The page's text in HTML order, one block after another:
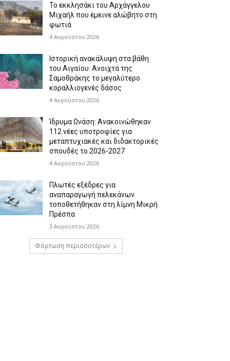
Το εκκλησάκι του Αρχάγγελου
Μιχαήλ που έμεινε αλώβητο στη
φωτιά
4 Αυγούστου 2026
Ιστορική ανακάλυψη στα βάθη
του Αιγαίου: Ανοιχτά της
Σαμοθράκης το μεγαλύτερο
κοραλλιογενές δάσος
4 Αυγούστου 2026
Ίδρυμα Ωνάση: Ανακοινώθηκαν
112 νέες υποτροφίες για
μεταπτυχιακές και διδακτορικές
σπουδές το 2026-2027
4 Αυγούστου 2026
Πλωτές εξέδρες για
αναπαραγωγή πελεκάνων
τοποθετήθηκαν στη λίμνη Μικρή
Πρέσπα
3 Αυγούστου 2026
Φόρτωση περισσοτέρων